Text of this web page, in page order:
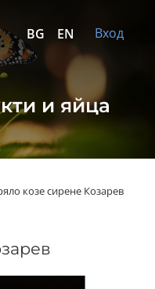
BG EN Вход
и яйца
козе сирене Козарев